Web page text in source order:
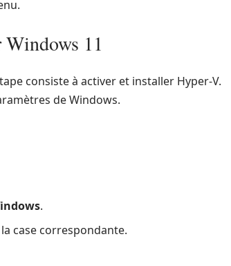
11
consiste à activer et installer Hyper-V.
de Windows.
.
case correspondante.